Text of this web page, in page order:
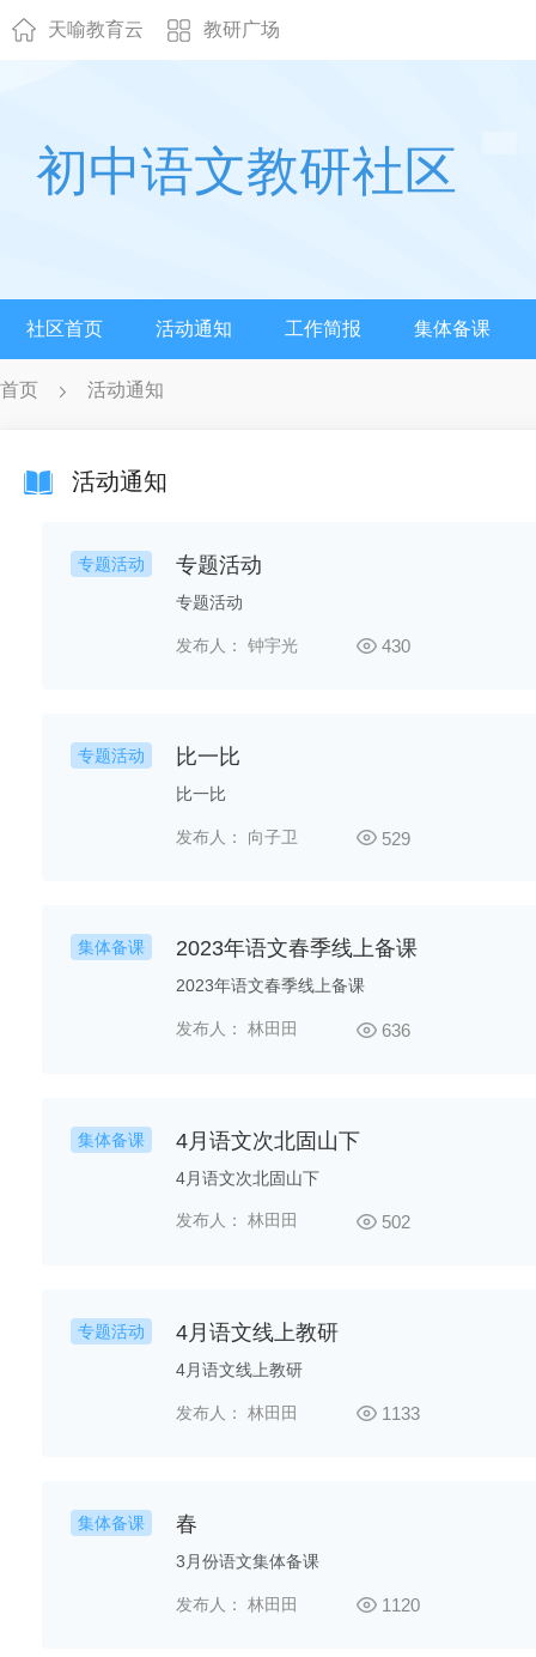
天喻教育云 教研广场
初中语文教研社区
社区首页 活动通知 工作简报 集体备课
首页 活动通知
活动通知
专题活动 专题活动
专题活动
发布人： 钟宇光 430
专题活动 比一比
比一比
发布人： 向子卫 529
集体备课 2023年语文春季线上备课
2023年语文春季线上备课
发布人： 林田田 636
集体备课 4月语文次北固山下
4月语文次北固山下
发布人： 林田田 502
专题活动 4月语文线上教研
4月语文线上教研
发布人： 林田田 1133
集体备课 春
3月份语文集体备课
发布人： 林田田 1120